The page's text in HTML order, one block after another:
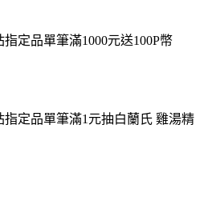
指定品單筆滿1000元送100P幣
指定品單筆滿1元抽白蘭氏 雞湯精